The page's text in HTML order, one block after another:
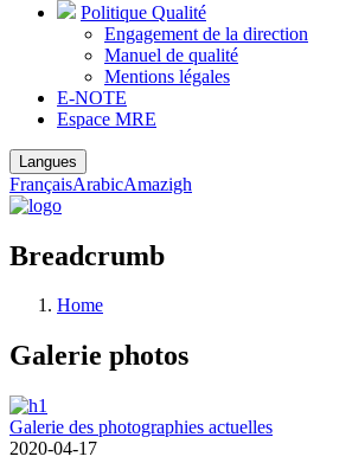
Politique Qualité
Engagement de la direction
Manuel de qualité
Mentions légales
E-NOTE
Espace MRE
Langues
FrançaisArabicAmazigh
Breadcrumb
Home
Galerie photos
Galerie des photographies actuelles
2020-04-17